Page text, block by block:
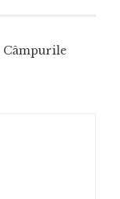
Câmpurile